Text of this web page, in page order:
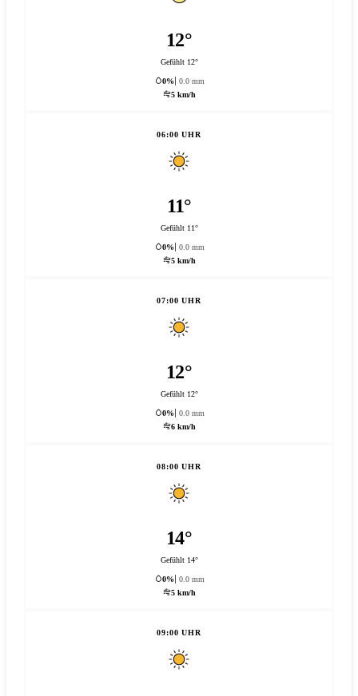
12°
Gefühlt 12°
0%
0.0 mm
5 km/h
06:00 UHR
11°
Gefühlt 11°
0%
0.0 mm
5 km/h
07:00 UHR
12°
Gefühlt 12°
0%
0.0 mm
6 km/h
08:00 UHR
14°
Gefühlt 14°
0%
0.0 mm
5 km/h
09:00 UHR